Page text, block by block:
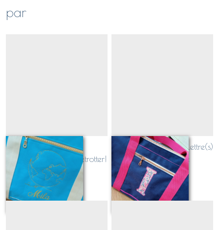
par
Sac polochon
personnalisable Globetrotter!
À partir de €
Sac polochon brodé Lettre(s)
personnalisable
À partir de 85€